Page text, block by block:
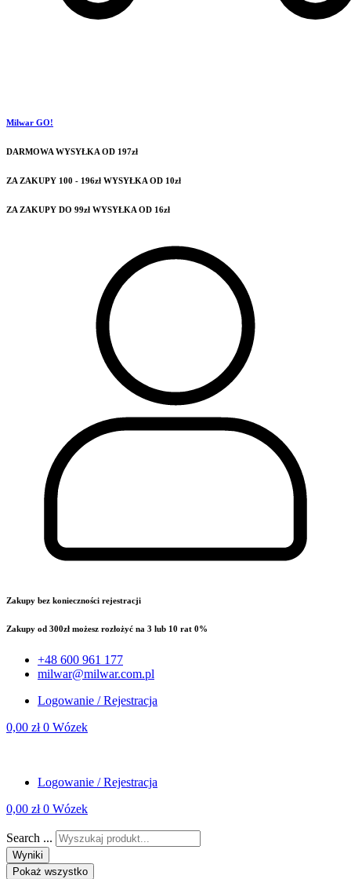
Milwar GO!
DARMOWA WYSYŁKA OD 197zł
ZA ZAKUPY 100 - 196zł WYSYŁKA OD 10zł
ZA ZAKUPY DO 99zł WYSYŁKA OD 16zł
Zakupy bez konieczności rejestracji
Zakupy od 300zł możesz rozłożyć na 3 lub 10 rat 0%
+48 600 961 177
milwar@milwar.com.pl
Logowanie / Rejestracja
0,00 zł 0 Wózek
Logowanie / Rejestracja
0,00 zł 0 Wózek
Search ...
Wyniki
Pokaż wszystko